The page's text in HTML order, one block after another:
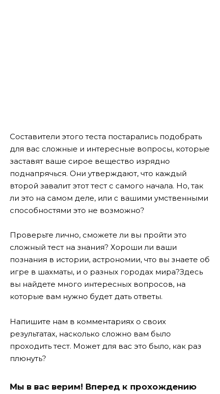
Составители этого теста постарались подобрать
для вас сложные и интересные вопросы, которые
заставят ваше сирое вещество изрядно
поднапрячься. Они утверждают, что каждый
второй завалит этот тест с самого начала. Но, так
ли это на самом деле, или с вашими умственными
способностями это не возможно?
Проверьте лично, сможете ли вы пройти это
сложный тест на знания? Хороши ли ваши
познания в истории, астрономии, что вы знаете об
игре в шахматы, и о разных городах мира?Здесь
вы найдете много интересных вопросов, на
которые вам нужно будет дать ответы.
Напишите нам в комментариях о своих
результатах, насколько сложно вам было
проходить тест. Может для вас это было, как раз
плюнуть?
Мы в вас верим! Вперед к прохождению